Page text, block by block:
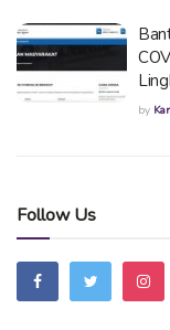
by
Follow Us